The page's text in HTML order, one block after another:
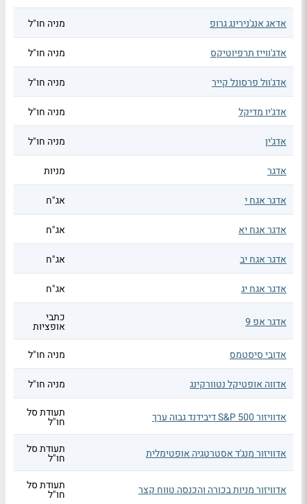
אדאג אנג'נירינג גרופ מניה חו"ל
אדג'ווייז תרפיוטיקס מניה חו"ל
אדג'וול פרסונל קייר מניה חו"ל
אדג'יו מדיקל מניה חו"ל
אדג'ין מניה חו"ל
אדגר מניות
אדגר אגח י אג"ח
אדגר אגח יא אג"ח
אדגר אגח יב אג"ח
אדגר אגח יג אג"ח
אדגר אפ 9 כתבי
אופציות
אדובי סיסטמס
מניה חו"ל
אדווה אופטיקל נטוורקינג מניה חו"ל
אדוויזור S&P 500 דיבידנד גבוה ערך תעודת סל
חו"ל
אדוויזור מנג'ד אסטרטגיה אופטימלית תעודת סל
חו"ל
אדוויזור מניות בכורה והכנסה טווח קצר תעודת סל
חו"ל